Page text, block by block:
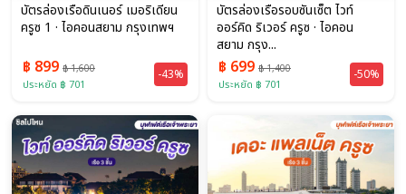
บัตรล่องเรือดินเนอร์ เมอริเดียน
ครูซ 1 · ไอคอนสยาม กรุงเทพฯ
฿ 899 ฿ 1,600
ประหยัด ฿ 701
-43%
บัตรล่องเรือรอบซันเซ็ต ไวท์
ออร์คิด ริเวอร์ ครูซ · ไอคอน
สยาม กรุง...
฿ 699 ฿ 1,400
ประหยัด ฿ 701
-50%